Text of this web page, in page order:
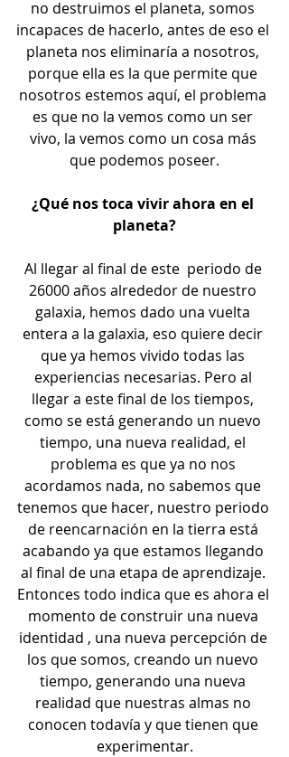
no destruimos el planeta, somos
incapaces de hacerlo, antes de eso el
planeta nos eliminaría a nosotros,
porque ella es la que permite que
nosotros estemos aquí, el problema
es que no la vemos como un ser
vivo, la vemos como un cosa más
que podemos poseer.
¿Qué nos toca vivir ahora en el
planeta?
Al llegar al final de este  periodo de
26000 años alrededor de nuestro
galaxia, hemos dado una vuelta
entera a la galaxia, eso quiere decir
que ya hemos vivido todas las
experiencias necesarias. Pero al
llegar a este final de los tiempos,
como se está generando un nuevo
tiempo, una nueva realidad, el
problema es que ya no nos
acordamos nada, no sabemos que
tenemos que hacer, nuestro periodo
de reencarnación en la tierra está
acabando ya que estamos llegando
al final de una etapa de aprendizaje.
Entonces todo indica que es ahora el
momento de construir una nueva
identidad , una nueva percepción de
los que somos, creando un nuevo
tiempo, generando una nueva
realidad que nuestras almas no
conocen todavía y que tienen que
experimentar.